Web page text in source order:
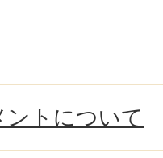
トについて